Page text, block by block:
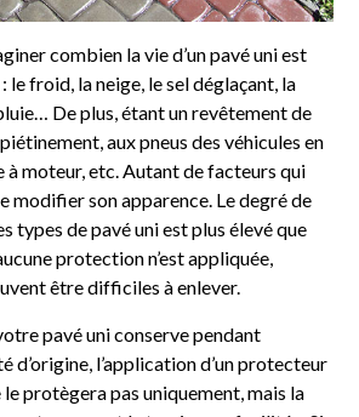
combien la vie d’un pavé uni est
froid, la neige, le sel déglaçant, la
De plus, étant un revêtement de
aux pneus des véhicules en
à moteur, etc. Autant de facteurs qui
modifier son apparence. Le degré de
types de pavé uni est plus élevé que
protection n’est appliquée,
être difficiles à enlever.
pavé uni conserve pendant
d’origine, l’application d’un protecteur
le protègera pas uniquement, mais la